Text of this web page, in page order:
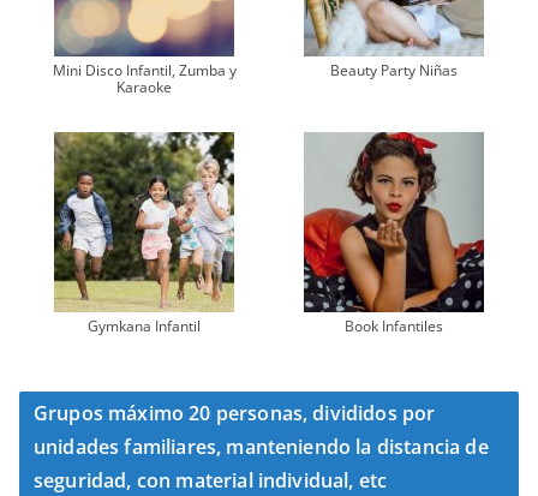
Mini Disco Infantil, Zumba y
Karaoke
Beauty Party Niñas
Gymkana Infantil Book Infantiles
Grupos máximo 20 personas, divididos por
unidades familiares, manteniendo la distancia de
seguridad, con material individual, etc